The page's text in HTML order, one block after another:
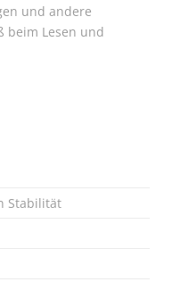
und andere
beim Lesen und
Stabilität